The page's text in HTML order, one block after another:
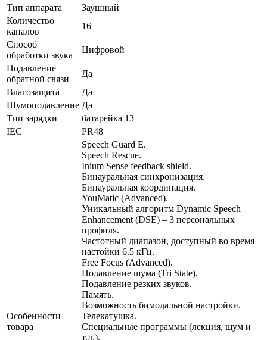
Тип аппарата
Заушный
Количество
каналов
16
Способ
обработки звука
Цифровой
Подавление
обратной связи
Да
Влагозащита
Да
Шумоподавление Да
Тип зарядки
батарейка 13
IEC
PR48
Особенности
товара
Speech Guard Е.
Speech Rescue.
Inium Sense feedback shield.
Бинауральная синхронизация.
Бинауральная координация.
YouMatic (Advanced).
Уникальный алгоритм Dynamic Speech
Enhancement (DSE) – 3 персональных
профиля.
Частотный диапазон, доступный во время
настойки 6.5 кГц.
Free Focus (Advanced).
Подавление шума (Tri State).
Подавление резких звуков.
Память.
Возможность бимодальной настройки.
Телекатушка.
Специальные программы (лекция, шум и
т.д.).